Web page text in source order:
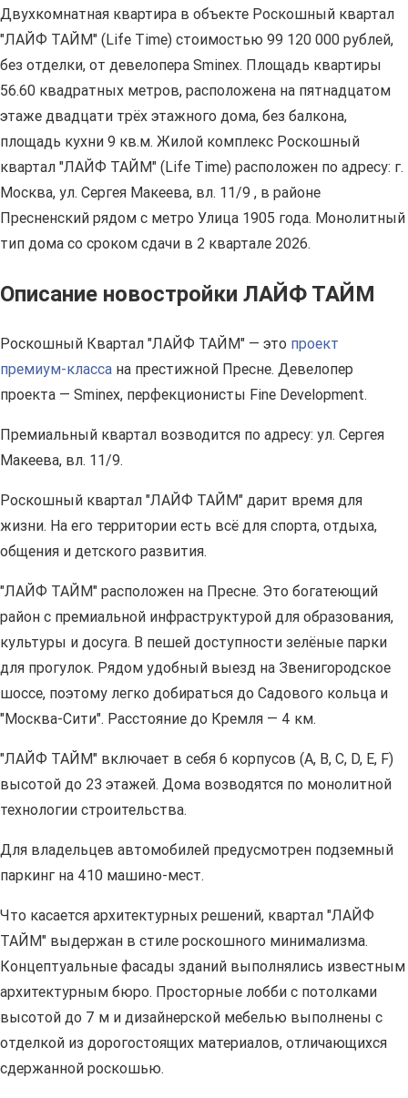
Двухкомнатная квартира в объекте Роскошный квартал
"ЛАЙФ ТАЙМ" (Life Time) стоимостью 99 120 000 рублей,
без отделки, от девелопера Sminex. Площадь квартиры
56.60 квадратных метров, расположена на пятнадцатом
этаже двадцати трёх этажного дома, без балкона,
площадь кухни 9 кв.м. Жилой комплекс Роскошный
квартал "ЛАЙФ ТАЙМ" (Life Time) расположен по адресу: г.
Москва, ул. Сергея Макеева, вл. 11/9 , в районе
Пресненский рядом с метро Улица 1905 года. Монолитный
тип дома со сроком сдачи в 2 квартале 2026.
Описание новостройки ЛАЙФ ТАЙМ
Роскошный Квартал "ЛАЙФ ТАЙМ" — это проект
премиум-класса на престижной Пресне. Девелопер
проекта — Sminex, перфекционисты Fine Development.
Премиальный квартал возводится по адресу: ул. Сергея
Макеева, вл. 11/9.
Роскошный квартал "ЛАЙФ ТАЙМ" дарит время для
жизни. На его территории есть всё для спорта, отдыха,
общения и детского развития.
"ЛАЙФ ТАЙМ" расположен на Пресне. Это богатеющий
район с премиальной инфраструктурой для образования,
культуры и досуга. В пешей доступности зелёные парки
для прогулок. Рядом удобный выезд на Звенигородское
шоссе, поэтому легко добираться до Садового кольца и
"Москва-Сити". Расстояние до Кремля — 4 км.
"ЛАЙФ ТАЙМ" включает в себя 6 корпусов (A, B, C, D, E, F)
высотой до 23 этажей. Дома возводятся по монолитной
технологии строительства.
Для владельцев автомобилей предусмотрен подземный
паркинг на 410 машино-мест.
Что касается архитектурных решений, квартал "ЛАЙФ
ТАЙМ" выдержан в стиле роскошного минимализма.
Концептуальные фасады зданий выполнялись известным
архитектурным бюро. Просторные лобби с потолками
высотой до 7 м и дизайнерской мебелью выполнены с
отделкой из дорогостоящих материалов, отличающихся
сдержанной роскошью.